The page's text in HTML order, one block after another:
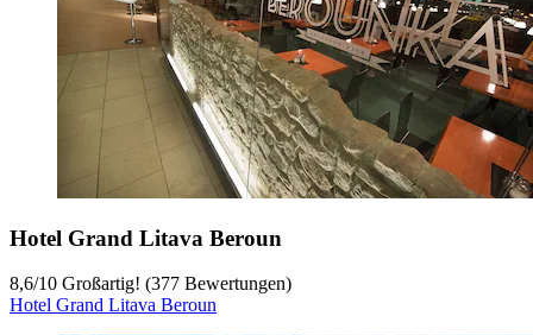
Hotel Grand Litava Beroun
8,6/10 Großartig! (377 Bewertungen)
Hotel Grand Litava Beroun